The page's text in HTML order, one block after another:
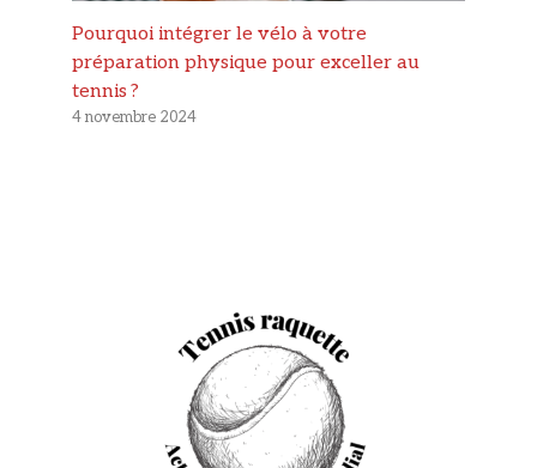
Pourquoi intégrer le vélo à votre
préparation physique pour exceller au
tennis ?
4 novembre 2024